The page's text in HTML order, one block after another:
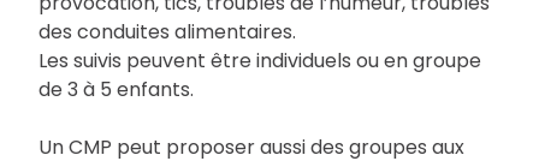
des conduites alimentaires.
Les suivis peuvent être individuels ou en groupe
de 3 à 5 enfants.
Un CMP peut proposer aussi des groupes aux